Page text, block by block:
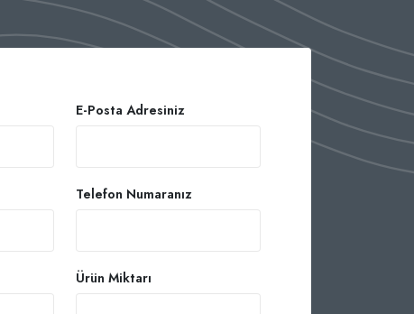
E-Posta Adresiniz
Telefon Numaranız
Ürün Miktarı